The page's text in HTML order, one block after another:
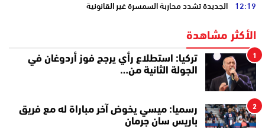
12:19 الجديدة تشدد محاربة السمسرة غير القانونية
الأكثر مشاهدة
1
تركيا: استطلاع رأي يرجح فوز أردوغان في
الجولة الثانية من…
2
رسميا: ميسي يخوض آخر مباراة له مع فريق
باريس سان جرمان